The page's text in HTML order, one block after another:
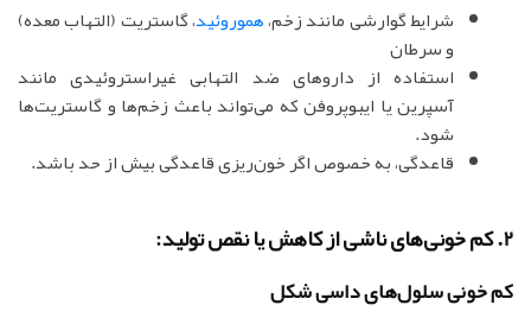
شرایط گوارشی مانند زخم،هموروئید، گاستریت (التهاب معده)
و سرطان
استفاده از داروهای ضد التهابی غیراستروئیدی مانند
آسپرین یا ایبوپروفن که می‌تواند باعث زخم‌ها و گاستریت‌ها
شود.
قاعدگی، به خصوص اگر خون‌ریزی قاعدگی بیش از حد باشد.
2. کم خونی‌های ناشی از کاهش یا نقص تولید:
کم خونی سلول‌های داسی شکل